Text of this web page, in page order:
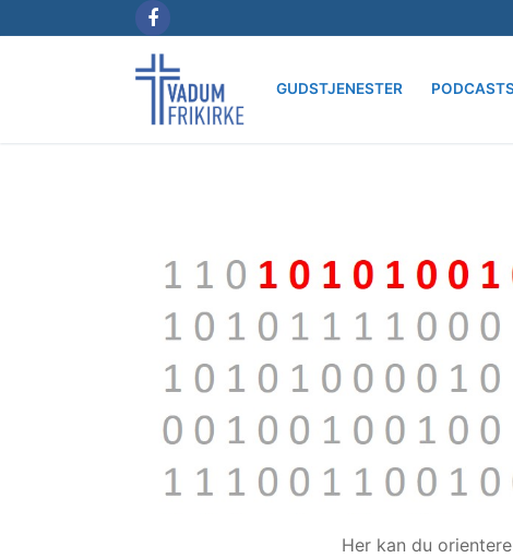
til
GUDSTJENESTER
Her kan du